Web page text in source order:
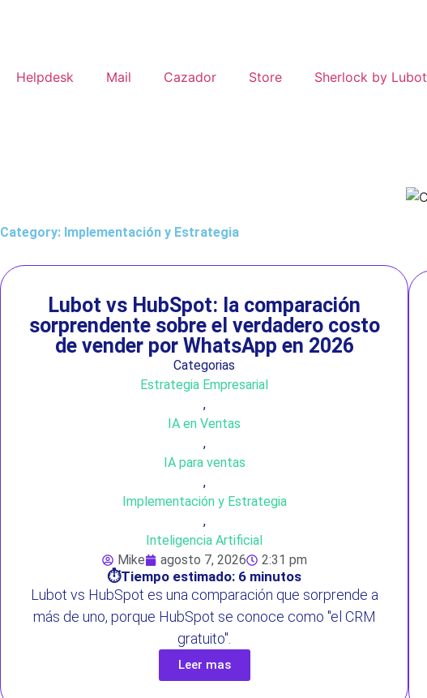
Helpdesk Mail Cazador Store Sherlock by Lubot
Category: Implementación y Estrategia
Lubot vs HubSpot: la comparación
sorprendente sobre el verdadero costo
de vender por WhatsApp en 2026
Categorias
Estrategia Empresarial
,
IA en Ventas
,
IA para ventas
,
Implementación y Estrategia
,
Inteligencia Artificial
Mike
agosto 7, 2026 2:31 pm
⏱️Tiempo estimado: 6 minutos
Lubot vs HubSpot es una comparación que sorprende a
más de uno, porque HubSpot se conoce como "el CRM
gratuito".
Leer mas